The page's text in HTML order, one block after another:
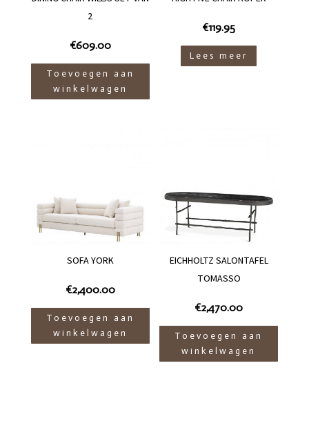
2
€609.00
Toevoegen aan
winkelwagen
€119.95
Lees meer
SOFA YORK
€2,400.00
Toevoegen aan
winkelwagen
EICHHOLTZ SALONTAFEL
TOMASSO
€2,470.00
Toevoegen aan
winkelwagen